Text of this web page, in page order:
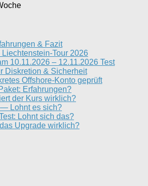
& Fazit
Tour 2026
10.11.2026 – 12.11.2026 Test
Diskretion & Sicherheit
Offshore-Konto geprüft
Erfahrungen?
der Kurs wirklich?
— Lohnt es sich?
Lohnt sich das?
Upgrade wirklich?